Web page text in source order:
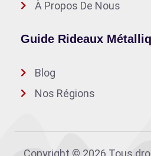
À Propos De Nous
Guide Rideaux
Blog
Nos Régions
Copyright © 2026 Tous